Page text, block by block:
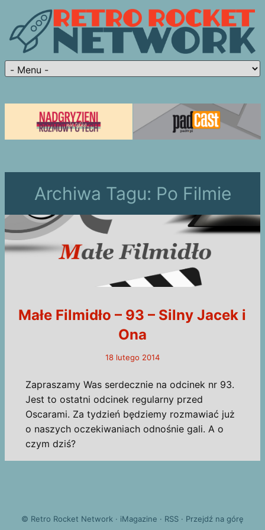
Archiwa Tagu: Po Filmie
Małe Filmidło – 93 – Silny Jacek i
Ona
18 lutego 2014
Zapraszamy Was serdecznie na odcinek nr 93.
Jest to ostatni odcinek regularny przed
Oscarami. Za tydzień będziemy rozmawiać już
o naszych oczekiwaniach odnośnie gali. A o
czym dziś?
© Retro Rocket Network· iMagazine · RSS· Przejdź na górę